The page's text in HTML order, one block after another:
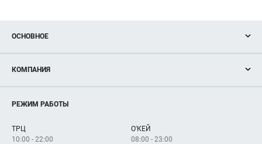
ОСНОВНОЕ
Новости
Магазины
Услуги
КОМПАНИЯ
Рекламодателям
Как добраться
РЕЖИМ РАБОТЫ
ТРЦ
10:00 - 22:00
О'КЕЙ
08:00 - 23:00